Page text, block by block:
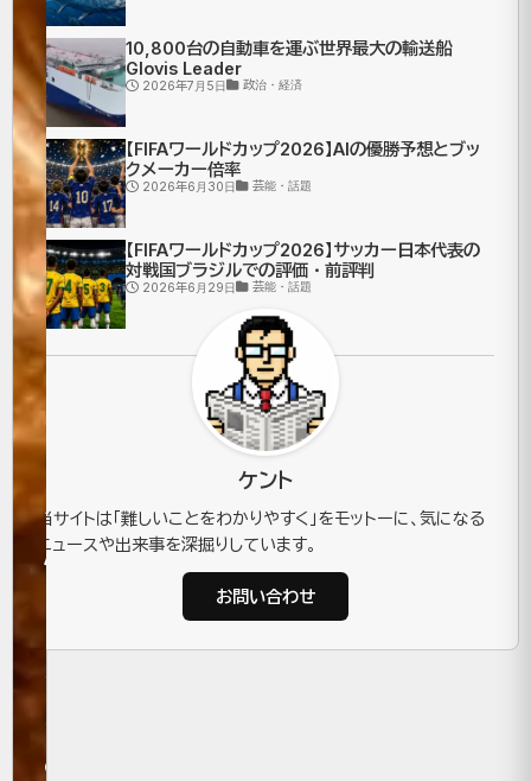
電
の
違
い
は？
コ
ス
ト
や
安
全
性
を
比
較
10,800台の自動車を運ぶ世界最大の輸送船
Glovis Leader
2026年7月5日 政治・経済
【FIFAワールドカップ2026】AIの優勝予想とブッ
クメーカー倍率
2026年6月30日 芸能・話題
【FIFAワールドカップ2026】サッカー日本代表の
対戦国ブラジルでの評価・前評判
2026年6月29日 芸能・話題
ケント
当サイトは「難しいことをわかりやすく」をモットーに、気になる
ニュースや出来事を深掘りしています。
お問い合わせ